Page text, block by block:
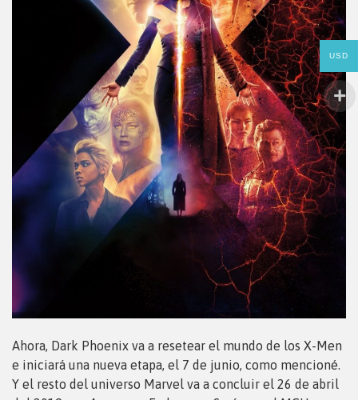
Ahora, Dark Phoenix va a resetear el mundo de los X-Men
e iniciará una nueva etapa, el 7 de junio, como mencioné.
Y el resto del universo Marvel va a concluir el 26 de abril
USD